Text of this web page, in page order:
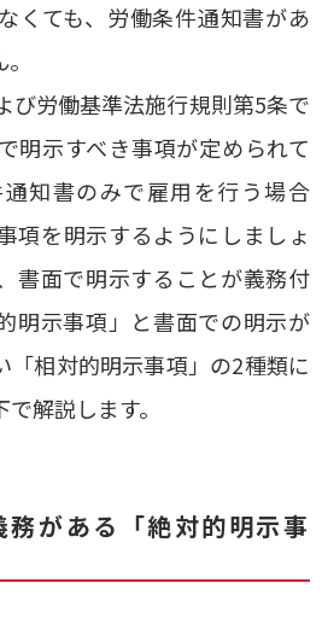
くても、労働条件通知書があ
び労働基準法施行規則第5条で
明示すべき事項が定められて
知書のみで雇用を行う場合
項を明示するようにしましょ
書面で明示することが義務付
明示事項」と書面での明示が
「相対的明示事項」の2種類に
解説します。
がある「絶対的明示事